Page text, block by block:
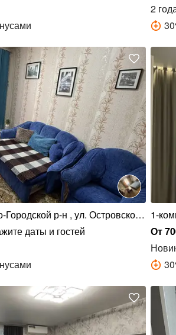
2
30
р-н , ул. Островского,
даты и гостей
1-
От
30